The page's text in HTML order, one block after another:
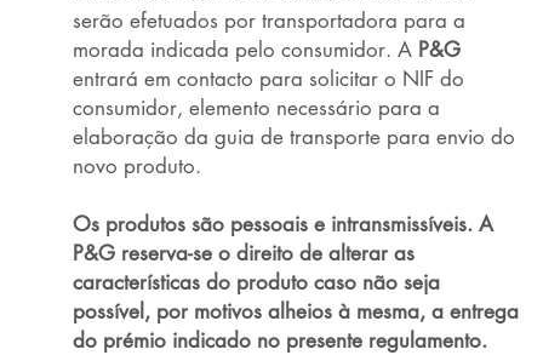
serão efetuados por transportadora para a
morada indicada pelo consumidor. A P&G
entrará em contacto para solicitar o NIF do
consumidor, elemento necessário para a
elaboração da guia de transporte para envio do
novo produto.
Os produtos são pessoais e intransmissíveis. A
P&G reserva-se o direito de alterar as
características do produto caso não seja
possível, por motivos alheios à mesma, a entrega
do prémio indicado no presente regulamento.